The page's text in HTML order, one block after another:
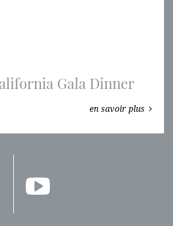
Gala Dinner
en savoir plus